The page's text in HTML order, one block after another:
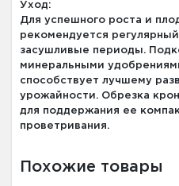
Уход:
Для успешного роста и
рекомендуется
засушливые периоды.
минеральными
способствует лучшему
урожайности. Обрезка
для поддержания ее
проветривания.
Похожие товары